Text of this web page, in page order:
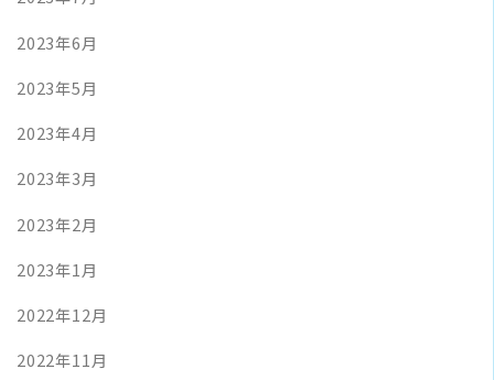
2023年6月
2023年5月
2023年4月
2023年3月
2023年2月
2023年1月
2022年12月
2022年11月